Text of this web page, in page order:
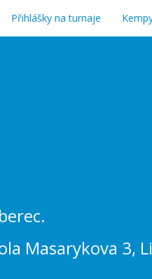
Přihlášky na turnaje
Masarykova 3,